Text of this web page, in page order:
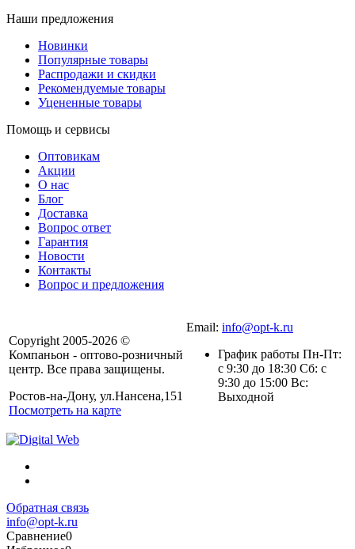
Наши предложения
Новинки
Популярные товары
Распродажи и скидки
Рекомендуемые товары
Уцененные товары
Помощь и сервисы
Оптовикам
Акции
О нас
Блог
Доставка
Вопрос ответ
Гарантия
Новости
Контакты
Вопрос и предложения
Copyright 2005-2026 ©
Компаньон - оптово-розничный
центр. Все права защищены.
Ростов-на-Дону, ул.Нансена,151
Посмотреть на карте
Email: info@opt-k.ru
График работы Пн-Пт:
с 9:30 до 18:30 Сб: с
9:30 до 15:00 Вс:
Выходной
Обратная связь
info@opt-k.ru
Сравнение0